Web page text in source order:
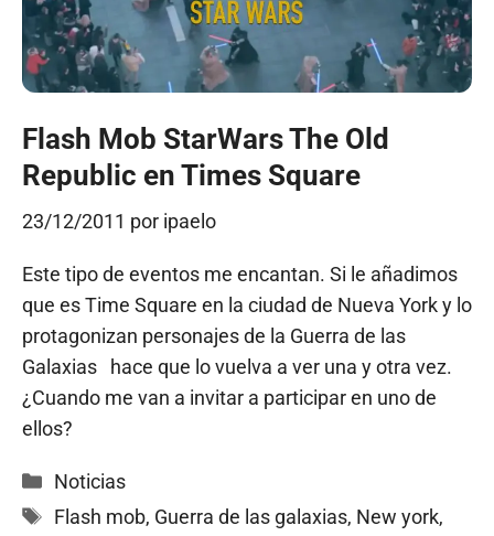
Flash Mob StarWars The Old
Republic en Times Square
23/12/2011 por ipaelo
Este tipo de eventos me encantan. Si le añadimos
que es Time Square en la ciudad de Nueva York y lo
protagonizan personajes de la Guerra de las
Galaxias hace que lo vuelva a ver una y otra vez.
¿Cuando me van a invitar a participar en uno de
ellos?
Categorías
Noticias
Etiquetas
Flash mob, Guerra de las galaxias, New york,